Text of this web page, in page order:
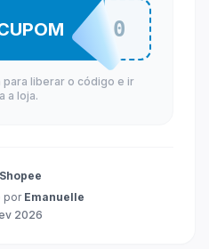
CADE10
para liberar o código e ir
a loja.
Shopee
por Emanuelle
2026